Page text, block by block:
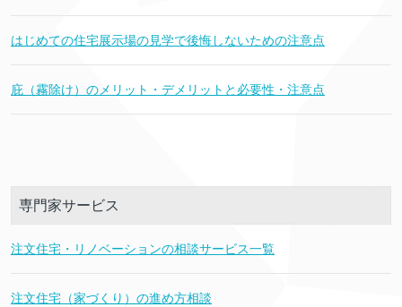
はじめての住宅展示場の見学で後悔しないための注意点
庇（霧除け）のメリット・デメリットと必要性・注意点
専門家サービス
注文住宅・リノベーションの相談サービス一覧
注文住宅（家づくり）の進め方相談